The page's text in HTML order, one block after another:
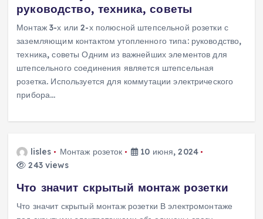
руководство, техника, советы
Монтаж 3-х или 2-х полюсной штепсельной розетки с
заземляющим контактом утопленного типа: руководство,
техника, советы Одним из важнейших элементов для
штепсельного соединения является штепсельная
розетка. Используется для коммутации электрического
прибора…
lisles Монтаж розеток
10 июня, 2024
243 views
Что значит скрытый монтаж розетки
Что значит скрытый монтаж розетки В электромонтаже